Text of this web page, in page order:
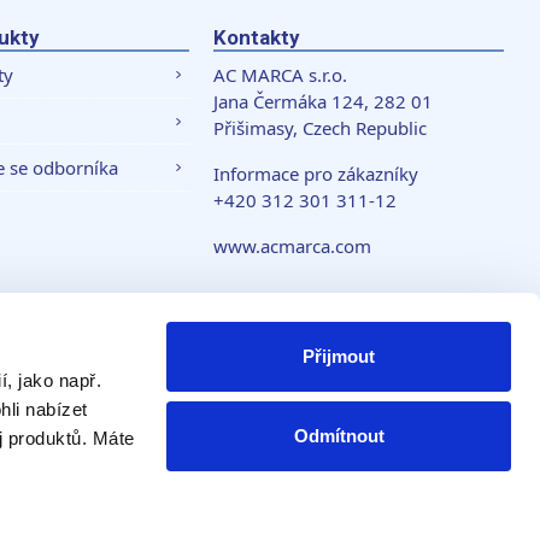
jako např.
nabízet
produktů. Máte
Přijmout
Odmítnout
se odborníka
Kontakty
AC MARCA s.r.o.
Jana Čermáka 124, 282 01
Přišimasy, Czech Republic
Informace pro zákazníky
+420 312 301 311-12
www.acmarca.com